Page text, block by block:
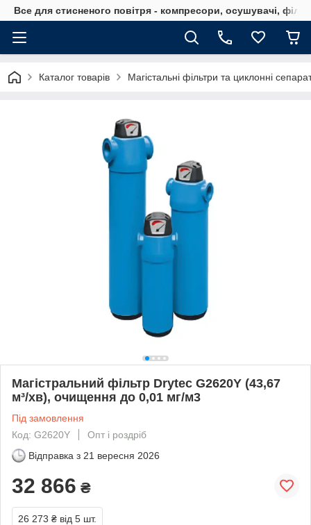
Все для стисненого повітря - компресори, осушувачі,
Каталог товарів Магістальні фільтри та циклонні
Магістральний фільтр Drytec G2620Y (43,67
м³/хв), очищення до 0,01 мг/м3
Під замовлення
Код: G2620Y
Опт і роздріб
Відправка з 21 вересня 2026
32 866 ₴
26 273 ₴ від 5 шт.